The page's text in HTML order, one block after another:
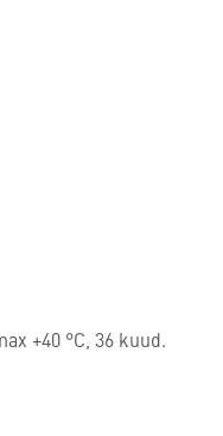
+40 °C, 36 kuud.